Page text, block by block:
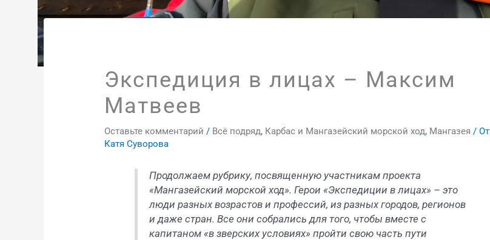
Экспедиция в лицах – Максим
Матвеев
Оставьте комментарий / Всё подряд, Карбас и Мангазейский морской ход, Мангазея / От
Катя Суворова
Продолжаем рубрику, посвященную участникам проекта
«Мангазейский морской ход». Герои «Экспедиции в лицах» – это
люди разных возрастов и профессий, из разных городов, регионов
и даже стран. Все они собрались для того, чтобы вместе с
капитаном «в зверских условиях» пройти свою часть пути